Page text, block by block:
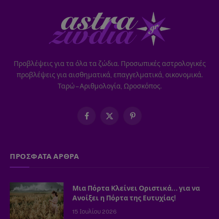
Προβλέψεις για τα όλα τα ζώδια. Προσωπικές αστρολογικές
προβλέψεις για αισθηματικά, επαγγελματικά, οικονομικά.
Ταρώ – Αριθμολογία, Ωροσκόπος.
Facebook
X
Pinterest
ΠΡΟΣΦΑΤΑ ΑΡΘΡΑ
Μια Πόρτα Κλείνει Οριστικά… για να
Ανοίξει η Πόρτα της Ευτυχίας!
15 Ιουλίου 2026